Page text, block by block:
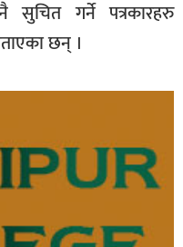
सुचित गर्ने पत्रकारहरु
छन् ।